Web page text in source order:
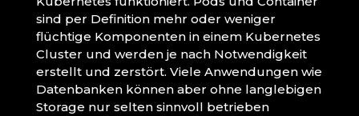
sind per Definition mehr oder weniger
flüchtige Komponenten in einem Kubernetes
Cluster und werden je nach Notwendigkeit
erstellt und zerstört. Viele Anwendungen wie
Datenbanken können aber ohne langlebigen
Storage nur selten sinnvoll betrieben